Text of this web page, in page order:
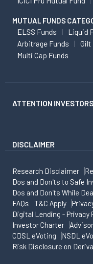
MUTUAL FUNDS
ELSS Funds Liquid
Arbitrage Funds
Gilt
Multi Cap Funds
ATTENTION INVESTORS
DISCLAIMER
Research Disclaimer
Dos and Don'ts to Safe
Dos and Don'ts While
FAQs
T&C Apply
Digital Lending - Privacy
Investor Charter
CDSL eVoting
NSDL
Risk Disclosure on